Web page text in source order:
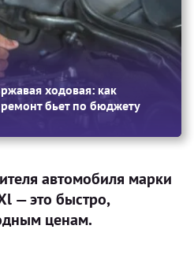
ходовая: как
бьет по бюджету
автомобиля марки
— это быстро,
ценам.